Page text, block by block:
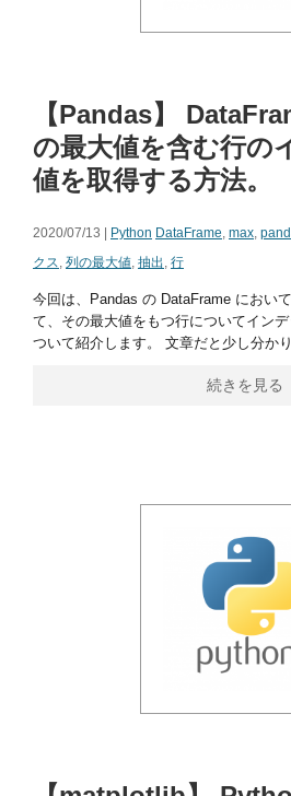
【Pandas】
の最大値を含む行の
値を取得する方法。
2020/07/13 | Python DataFrame, max,
クス, 列の最大値, 抽出, 行
今回は、Pandas の DataFrame におい
て、その最大値をもつ行についてイン
ついて紹介します。 文章だと少し分か
続きを見る